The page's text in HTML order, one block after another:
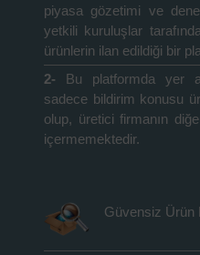
piyasa gözetimi ve
yetkili kuruluşlar
ürünlerin ilan edildiği bir
2-
Bu platformda yer
sadece bildirim konusu
olup, üretici firmanın
içermemektedir.
Güvensiz Ürün